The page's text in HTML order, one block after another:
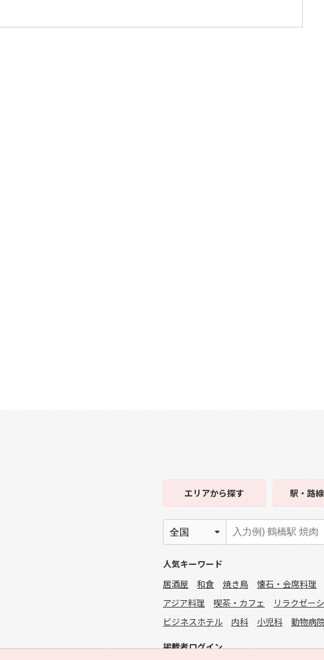
エリアから探す 駅・路線
人気キーワード
居酒屋
和食 焼き鳥 懐石・会席料理
アジア料理
喫茶・カフェ リラクゼー
ビジネスホテル
内科 小児科 動物病
掲載者ログイン